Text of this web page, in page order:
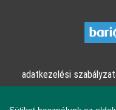
adatkezelési